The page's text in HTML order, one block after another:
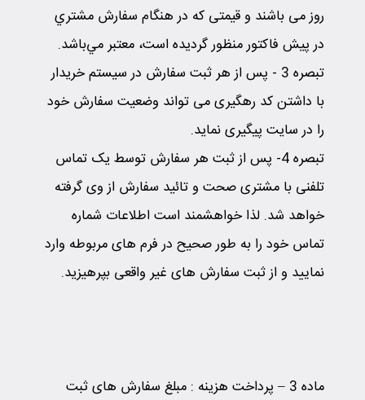
روز می باشند و قیمتی که در هنگام سفارش مشتري
در پیش ‌­فاکتور منظور گرديده است، معتبر مي‌باشد.
تبصره 3
- پس از هر ثبت سفارش در سیستم خریدار
با داشتن کد رهگیری می تواند وضعیت سفارش خود
را در سایت پیگیری نماید.
تبصره 4 - پس از ثبت هر سفارش توسط یک تماس
تلفنی با مشتری صحت و تائید سفارش از وی گرفته
خواهد شد. لذا خواهشمند است اطلاعات شماره
تماس خود را به طور صحیح در فرم های مربوطه وارد
نمایید و از ثبت سفارش های غیر واقعی بپرهیزید.
ماده 3 – پرداخت هزینه : مبلغ سفارش های ثبت